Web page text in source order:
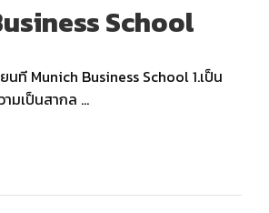
School
ที Munich Business School 1.เป็น
มเป็นสากล …